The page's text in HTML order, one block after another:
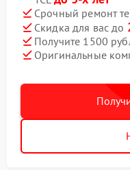
Срочный ремонт
Скидка для вас до
Получите 1500
Оригинальные